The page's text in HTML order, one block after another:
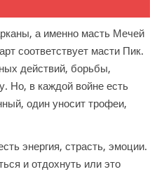
а именно масть Мечей
соответствует масти Пик.
действий, борьбы,
Но, в каждой войне есть
один уносит трофеи,
энергия, страсть, эмоции.
и отдохнуть или это